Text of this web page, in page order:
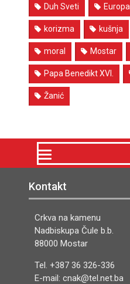
Duh Sveti Europa
korizma kušnja
moral Mostar
Papa Benedikt XVI.
Žanić
Kontakt
Crkva na kamenu
Nadbiskupa Čule b.b.
88000 Mostar
Tel. +387 36 326-336
E-mail: cnak@tel.net.ba